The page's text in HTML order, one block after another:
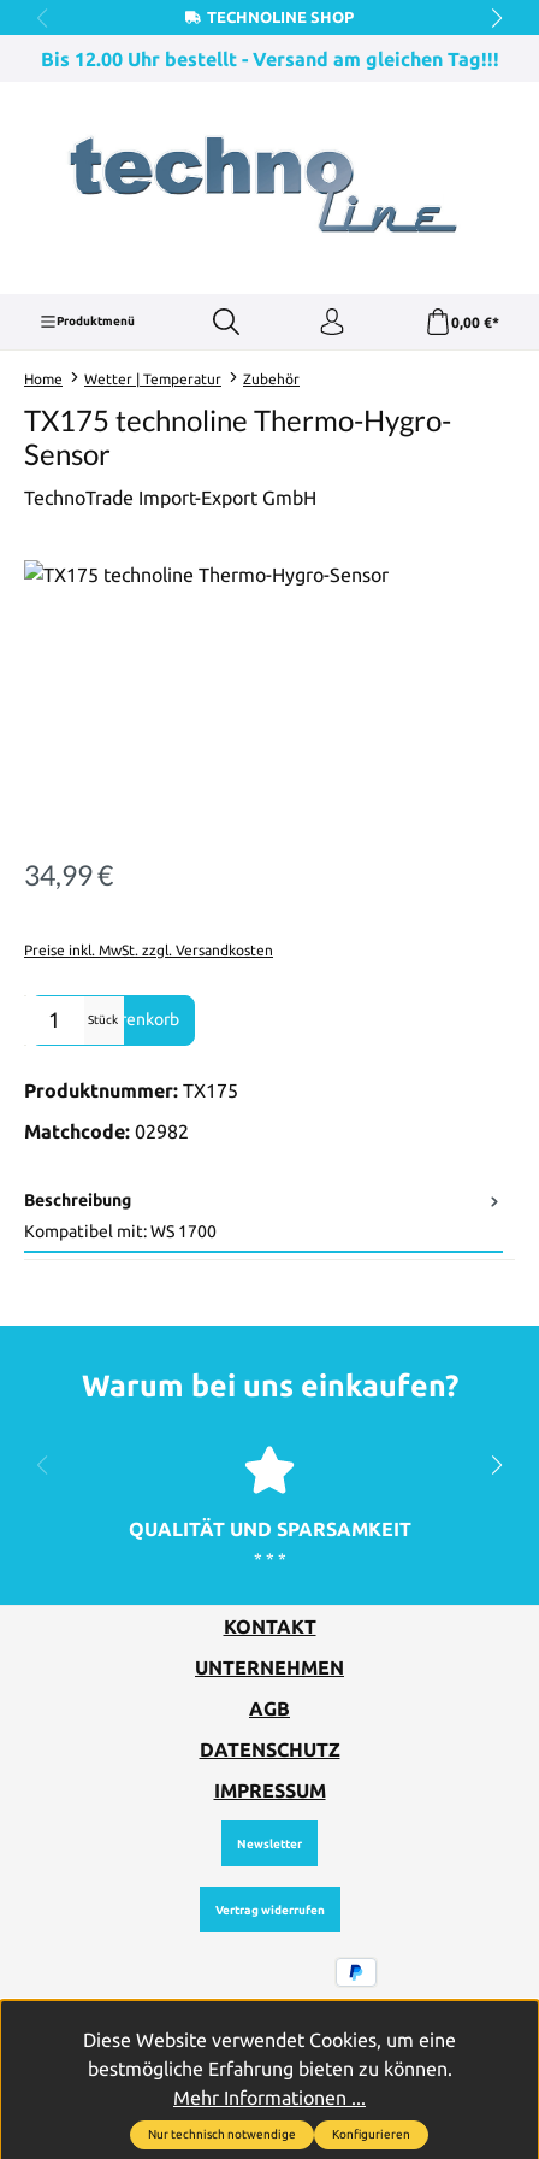
Zum Hauptinhalt springenTECHNOLINE SHOP
Bis 12.00 Uhr bestellt - Versand am gleichen Tag!!!
Produktmenü 0,00 €*
Home Wetter | Temperatur Zubehör
TX175 technoline Thermo-Hygro-
Sensor
TechnoTrade Import-Export GmbH
Regulärer Preis:
34,99 €
Preise inkl. MwSt. zzgl. Versandkosten
Produkt Anzahl: Gib den gewünschten Wert ein oder benutze die
Stück
In den Warenkorb
Produktnummer: TX175
Matchcode: 02982
Beschreibung
Kompatibel mit: WS 1700
Warum bei uns einkaufen?
QUALITÄT UND SPARSAMKEIT
* * *
KONTAKT
UNTERNEHMEN
AGB
DATENSCHUTZ
IMPRESSUM
Newsletter
Vertrag widerrufen
Alle Preise inkl. gesetzl. Mehrwertsteuer zzgl.
Versandkostenund ggf. Nachnahmegebühren, wenn nicht
anders angegeben.
© PROFICELL Batterien GmbH & Co. Vertriebs-KG
Diese Website verwendet Cookies, um eine
bestmögliche Erfahrung bieten zu können.
Mehr Informationen ...
Nur technisch notwendige Konfigurieren